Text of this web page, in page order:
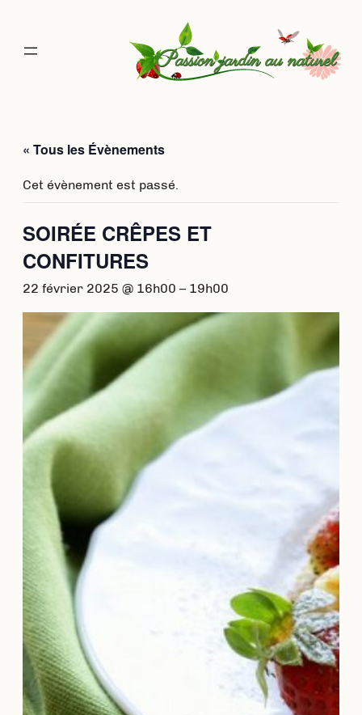
« Tous les Évènements
Cet évènement est passé.
SOIRÉE CRÊPES ET
CONFITURES
22 février 2025 @ 16h00 – 19h00